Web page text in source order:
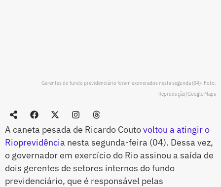
Gerentes do fundo previdenciário foram exonerados nesta segunda (04)- Foto:
Reprodução/Google Maps
A caneta pesada de Ricardo Coutovoltou a atingir o
Rioprevidência nesta segunda-feira (04). Dessa vez,
o governador em exercício do Rio assinou a saída de
dois gerentes de setores internos do fundo
previdenciário, que é responsável pelas